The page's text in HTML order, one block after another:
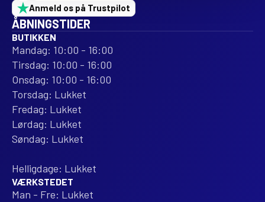
Anmeld os på Trustpilot
ÅBNINGSTIDER
BUTIKKEN
Mandag: 10:00 - 16:00
Tirsdag: 10:00 - 16:00
Onsdag: 10:00 - 16:00
Torsdag: Lukket
Fredag: Lukket
Lørdag: Lukket
Søndag: Lukket
Helligdage: Lukket
VÆRKSTEDET
Man - Fre: Lukket